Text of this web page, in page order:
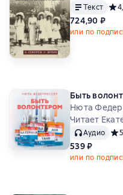
Текст
724,90 ₽
или по
Быть
Нюта
Читает
Аудио 5
539 ₽
или по